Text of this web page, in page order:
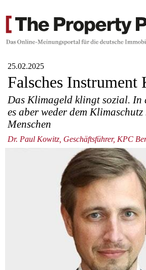
25.02.2025
Falsches Instrument
Das Klimageld klingt sozial. In
es aber weder dem
Menschen
Dr. Paul Kowitz, Geschäftsführer, KPC